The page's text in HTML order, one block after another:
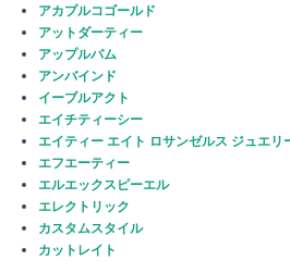
アカプルコゴールド
アットダーティー
アップルバム
アンバインド
イーブルアクト
エイチティーシー
エイティー エイト ロサンゼルス ジュエリ
エフエーティー
エルエックスピーエル
エレクトリック
カスタムスタイル
カットレイト